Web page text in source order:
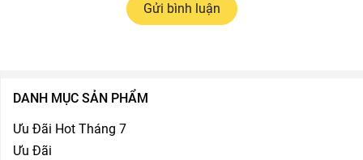
Gửi bình luận
DANH MỤC SẢN PHẨM
Ưu Đãi Hot Tháng 7
Ưu Đãi